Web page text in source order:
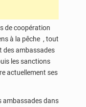
de coopération
à la pêche , tout
des ambassades
les sanctions
actuellement ses
ambassades dans